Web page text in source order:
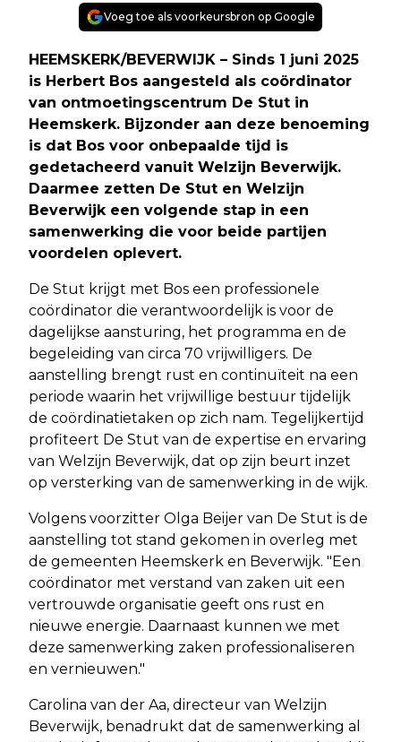
Voeg toe als voorkeursbron op Google
HEEMSKERK/BEVERWIJK – Sinds 1 juni 2025
is Herbert Bos aangesteld als coördinator
van ontmoetingscentrum De Stut in
Heemskerk. Bijzonder aan deze benoeming
is dat Bos voor onbepaalde tijd is
gedetacheerd vanuit Welzijn Beverwijk.
Daarmee zetten De Stut en Welzijn
Beverwijk een volgende stap in een
samenwerking die voor beide partijen
voordelen oplevert.
De Stut krijgt met Bos een professionele
coördinator die verantwoordelijk is voor de
dagelijkse aansturing, het programma en de
begeleiding van circa 70 vrijwilligers. De
aanstelling brengt rust en continuïteit na een
periode waarin het vrijwillige bestuur tijdelijk
de coördinatietaken op zich nam. Tegelijkertijd
profiteert De Stut van de expertise en ervaring
van Welzijn Beverwijk, dat op zijn beurt inzet
op versterking van de samenwerking in de wijk.
Volgens voorzitter Olga Beijer van De Stut is de
aanstelling tot stand gekomen in overleg met
de gemeenten Heemskerk en Beverwijk. "Een
coördinator met verstand van zaken uit een
vertrouwde organisatie geeft ons rust en
nieuwe energie. Daarnaast kunnen we met
deze samenwerking zaken professionaliseren
en vernieuwen."
Carolina van der Aa, directeur van Welzijn
Beverwijk, benadrukt dat de samenwerking al